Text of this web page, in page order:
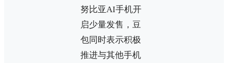
努比亚AI手机开
启少量发售，豆
包同时表示积极
推进与其他手机